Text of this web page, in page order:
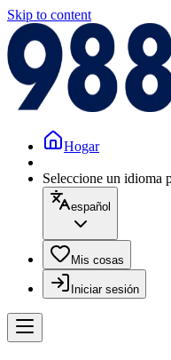
Skip to content
Hogar
Seleccione un idioma
español
Mis cosas
Iniciar sesión